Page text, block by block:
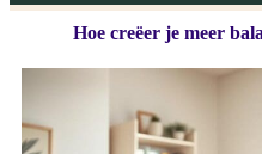
Hoe creëer je meer